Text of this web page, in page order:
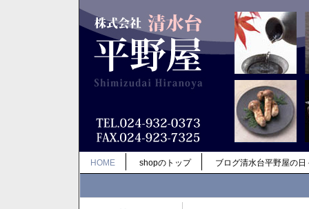
HOME shopのトップ ブログ清水台平野屋の日